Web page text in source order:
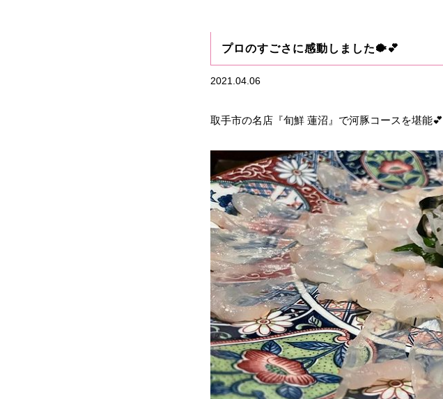
プロのすごさに感動しました🐡💕
2021.04.06
取手市の名店『旬鮮 蓮沼』で河豚コースを堪能💕